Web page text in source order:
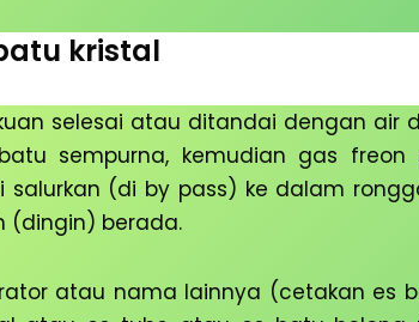
kristal
selesai atau ditandai dengan air
sempurna, kemudian gas
salurkan (di by pass) ke dalam
(dingin) berada.
atau nama lainnya (cetakan es